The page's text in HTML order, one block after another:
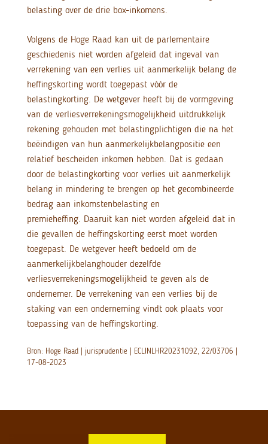
belasting over de drie box-inkomens.
Volgens de Hoge Raad kan uit de parlementaire
geschiedenis niet worden afgeleid dat ingeval van
verrekening van een verlies uit aanmerkelijk belang de
heffingskorting wordt toegepast vóór de
belastingkorting. De wetgever heeft bij de vormgeving
van de verliesverrekeningsmogelijkheid uitdrukkelijk
rekening gehouden met belastingplichtigen die na het
beëindigen van hun aanmerkelijkbelangpositie een
relatief bescheiden inkomen hebben. Dat is gedaan
door de belastingkorting voor verlies uit aanmerkelijk
belang in mindering te brengen op het gecombineerde
bedrag aan inkomstenbelasting en
premieheffing. Daaruit kan niet worden afgeleid dat in
die gevallen de heffingskorting eerst moet worden
toegepast. De wetgever heeft bedoeld om de
aanmerkelijkbelanghouder dezelfde
verliesverrekeningsmogelijkheid te geven als de
ondernemer. De verrekening van een verlies bij de
staking van een onderneming vindt ook plaats voor
toepassing van de heffingskorting.
Bron: Hoge Raad | jurisprudentie | ECLINLHR20231092, 22/03706 |
17-08-2023